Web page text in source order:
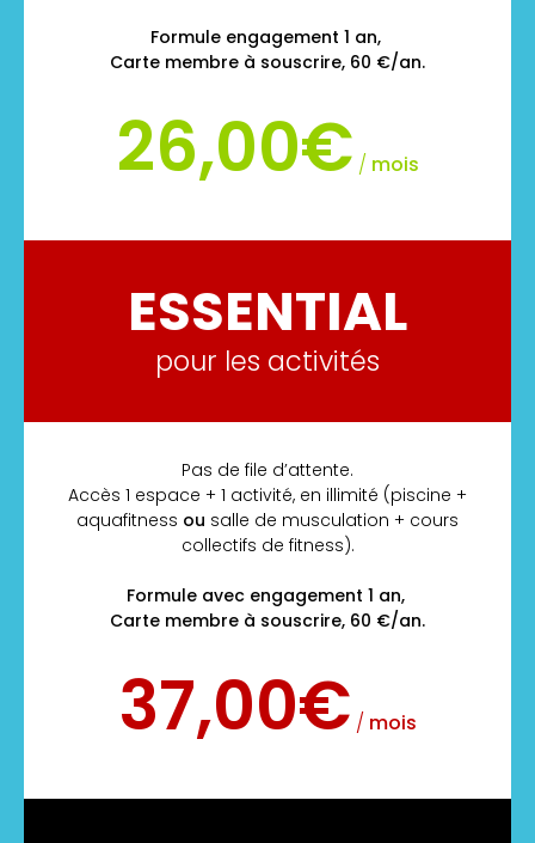
Formule engagement 1 an,
Carte membre à souscrire, 60 €/an.
26,00€ / mois
ESSENTIAL
pour les activités
Pas de file d’attente.
Accès 1 espace + 1 activité, en illimité (piscine +
aquafitness ou salle de musculation + cours
collectifs de fitness).
Formule avec engagement 1 an,
Carte membre à souscrire, 60 €/an.
37,00€ / mois